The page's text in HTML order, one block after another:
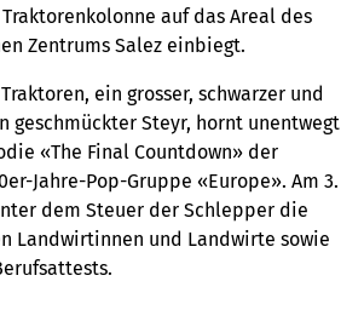
auf das Areal des
Zentrums Salez einbiegt.
ein grosser, schwarzer und
geschmückter Steyr, hornt unentwegt
«The Final Countdown» der
Jahre-Pop-Gruppe «Europe». Am 3.
dem Steuer der Schlepper die
Landwirtinnen und Landwirte sowie